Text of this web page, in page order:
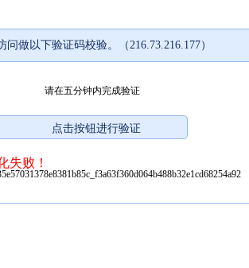
做以下验证码校验。（216.73.216.177）
请在五分钟内完成验证
失败！